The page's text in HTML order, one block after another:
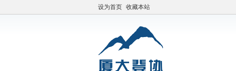
设为首页 收藏本站